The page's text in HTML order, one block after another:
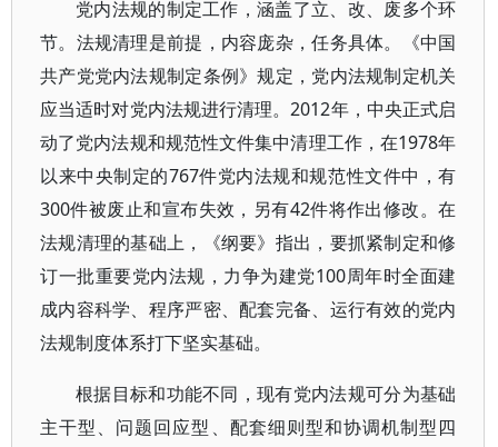
党内法规的制定工作，涵盖了立、改、废多个环
节。法规清理是前提，内容庞杂，任务具体。《中国
共产党党内法规制定条例》规定，党内法规制定机关
应当适时对党内法规进行清理。2012年，中央正式启
动了党内法规和规范性文件集中清理工作，在1978年
以来中央制定的767件党内法规和规范性文件中，有
300件被废止和宣布失效，另有42件将作出修改。在
法规清理的基础上，《纲要》指出，要抓紧制定和修
订一批重要党内法规，力争为建党100周年时全面建
成内容科学、程序严密、配套完备、运行有效的党内
法规制度体系打下坚实基础。
根据目标和功能不同，现有党内法规可分为基础
主干型、问题回应型、配套细则型和协调机制型四